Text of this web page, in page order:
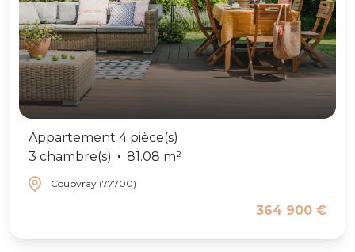
Appartement 4 pièce(s)
3 chambre(s)
81.08 m²
Coupvray (77700)
364 900 €